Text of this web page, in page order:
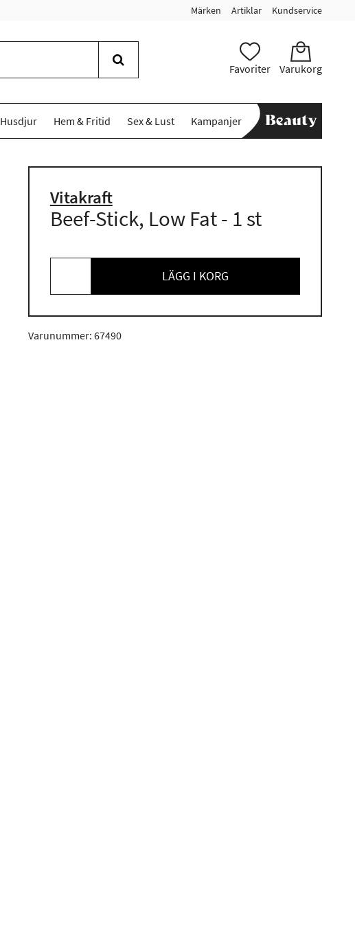
Märken Artiklar Kundservice
Favoriter Varukorg
Husdjur Hem & Fritid Sex & Lust Kampanjer
Vitakraft
Beef-Stick, Low Fat - 1 st
LÄGG I KORG
Varunummer: 67490